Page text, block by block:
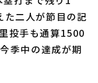
た二人が節目の記
投手も通算1500
季中の達成が期